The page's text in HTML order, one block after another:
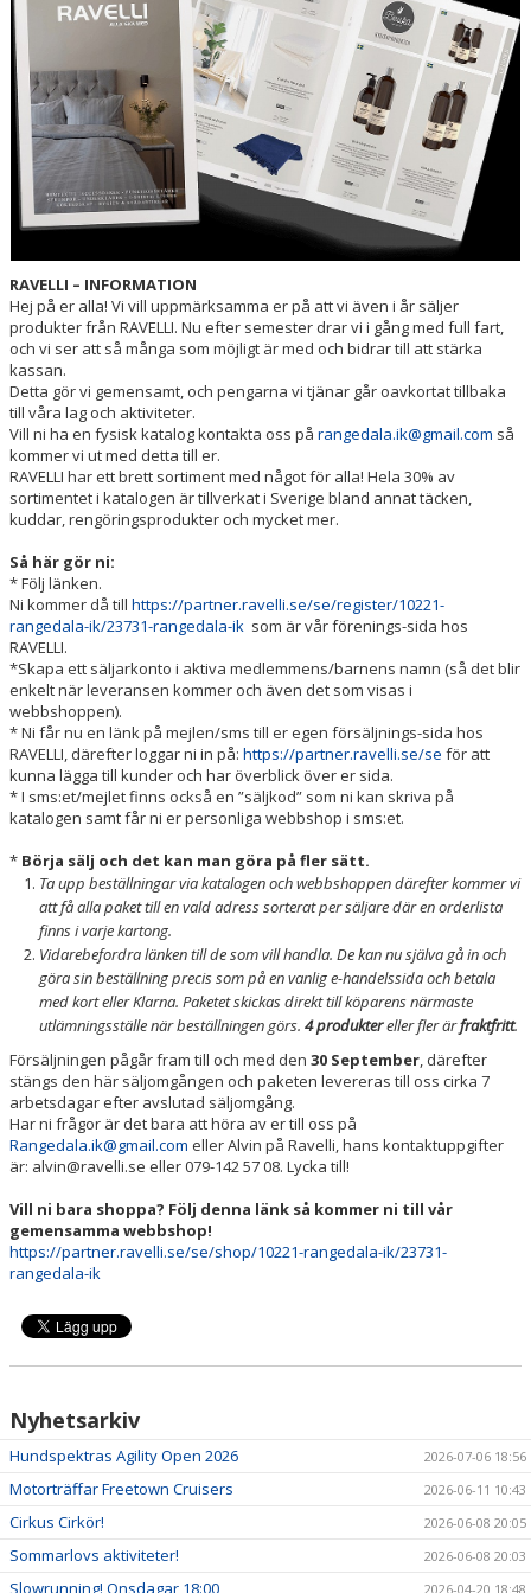
MATCHER
STYRELSE
SPONSRING
RAVELLI – INFORMATION
Hej på er alla! Vi vill uppmärksamma er på att vi även i år säljer
produkter från RAVELLI. Nu efter semester drar vi i gång med full fart,
och vi ser att så många som möjligt är med och bidrar till att stärka
kassan.
Detta gör vi gemensamt, och pengarna vi tjänar går oavkortat tillbaka
till våra lag och aktiviteter.
Vill ni ha en fysisk katalog kontakta oss på rangedala.ik@gmail.com så
kommer vi ut med detta till er.
RAVELLI har ett brett sortiment med något för alla! Hela 30% av
sortimentet i katalogen är tillverkat i Sverige bland annat täcken,
kuddar, rengöringsprodukter och mycket mer.
Så här gör ni:
* Följ länken.
Ni kommer då till https://partner.ravelli.se/se/register/10221-
rangedala-ik/23731-rangedala-ik som är vår förenings-sida hos
RAVELLI.
*Skapa ett säljarkonto i aktiva medlemmens/barnens namn (så det blir
enkelt när leveransen kommer och även det som visas i
webbshoppen).
* Ni får nu en länk på mejlen/sms till er egen försäljnings-sida hos
RAVELLI, därefter loggar ni in på: https://partner.ravelli.se/se för att
kunna lägga till kunder och har överblick över er sida.
* I sms:et/mejlet finns också en ”säljkod” som ni kan skriva på
katalogen samt får ni er personliga webbshop i sms:et.
* Börja sälj och det kan man göra på fler sätt.
Ta upp beställningar via katalogen och webbshoppen därefter kommer vi
att få alla paket till en vald adress sorterat per säljare där en orderlista
finns i varje kartong.
Vidarebefordra länken till de som vill handla. De kan nu själva gå in och
göra sin beställning precis som på en vanlig e-handelssida och betala
med kort eller Klarna. Paketet skickas direkt till köparens närmaste
utlämningsställe när beställningen görs. 4 produktereller fler ärfraktfritt.
Försäljningen pågår fram till och med den 30 September, därefter
stängs den här säljomgången och paketen levereras till oss cirka 7
arbetsdagar efter avslutad säljomgång.
Har ni frågor är det bara att höra av er till oss på
Rangedala.ik@gmail.com eller Alvin på Ravelli, hans kontaktuppgifter
är: alvin@ravelli.se eller 079-142 57 08. Lycka till!
Vill ni bara shoppa? Följ denna länk så kommer ni till vår
gemensamma webbshop!
https://partner.ravelli.se/se/shop/10221-rangedala-ik/23731-
rangedala-ik
Nyhetsarkiv
Hundspektras Agility Open 2026 2026-07-06 18:56
Motorträffar Freetown Cruisers 2026-06-11 10:43
Cirkus Cirkör! 2026-06-08 20:05
Sommarlovs aktiviteter! 2026-06-08 20:03
Slowrunning! Onsdagar 18:00 2026-04-20 18:48